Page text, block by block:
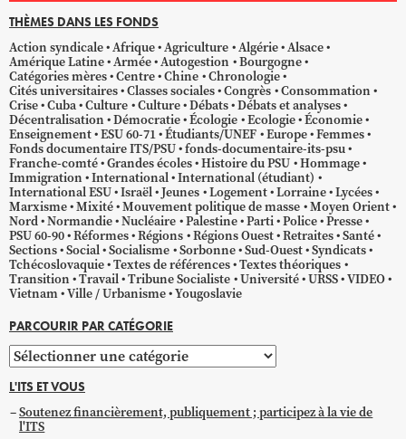
THÈMES DANS LES FONDS
Action syndicale Afrique Agriculture Algérie Alsace
Amérique Latine Armée Autogestion
Bourgogne
Catégories mères Centre Chine Chronologie
Cités universitaires Classes sociales Congrès Consommation
Crise Cuba Culture Culture Débats Débats et analyses
Décentralisation Démocratie Écologie Ecologie Économie
Enseignement ESU 60-71 Étudiants/UNEF Europe Femmes
Fonds documentaire ITS/PSU fonds-documentaire-its-psu
Franche-comté Grandes écoles Histoire du PSU Hommage
Immigration International International (étudiant)
International ESU Israël Jeunes Logement Lorraine Lycées
Marxisme Mixité Mouvement politique de masse Moyen Orient
Nord Normandie Nucléaire Palestine Parti Police Presse
PSU 60-90 Réformes Régions Régions Ouest Retraites Santé
Sections Social Socialisme Sorbonne Sud-Ouest Syndicats
Tchécoslovaquie Textes de références Textes théoriques
Transition Travail Tribune Socialiste Université URSS VIDEO
Vietnam Ville / Urbanisme Yougoslavie
PARCOURIR PAR CATÉGORIE
Parcourir
par
catégorie
L'ITS ET VOUS
Soutenez financièrement, publiquement ; participez à la vie de
l'ITS